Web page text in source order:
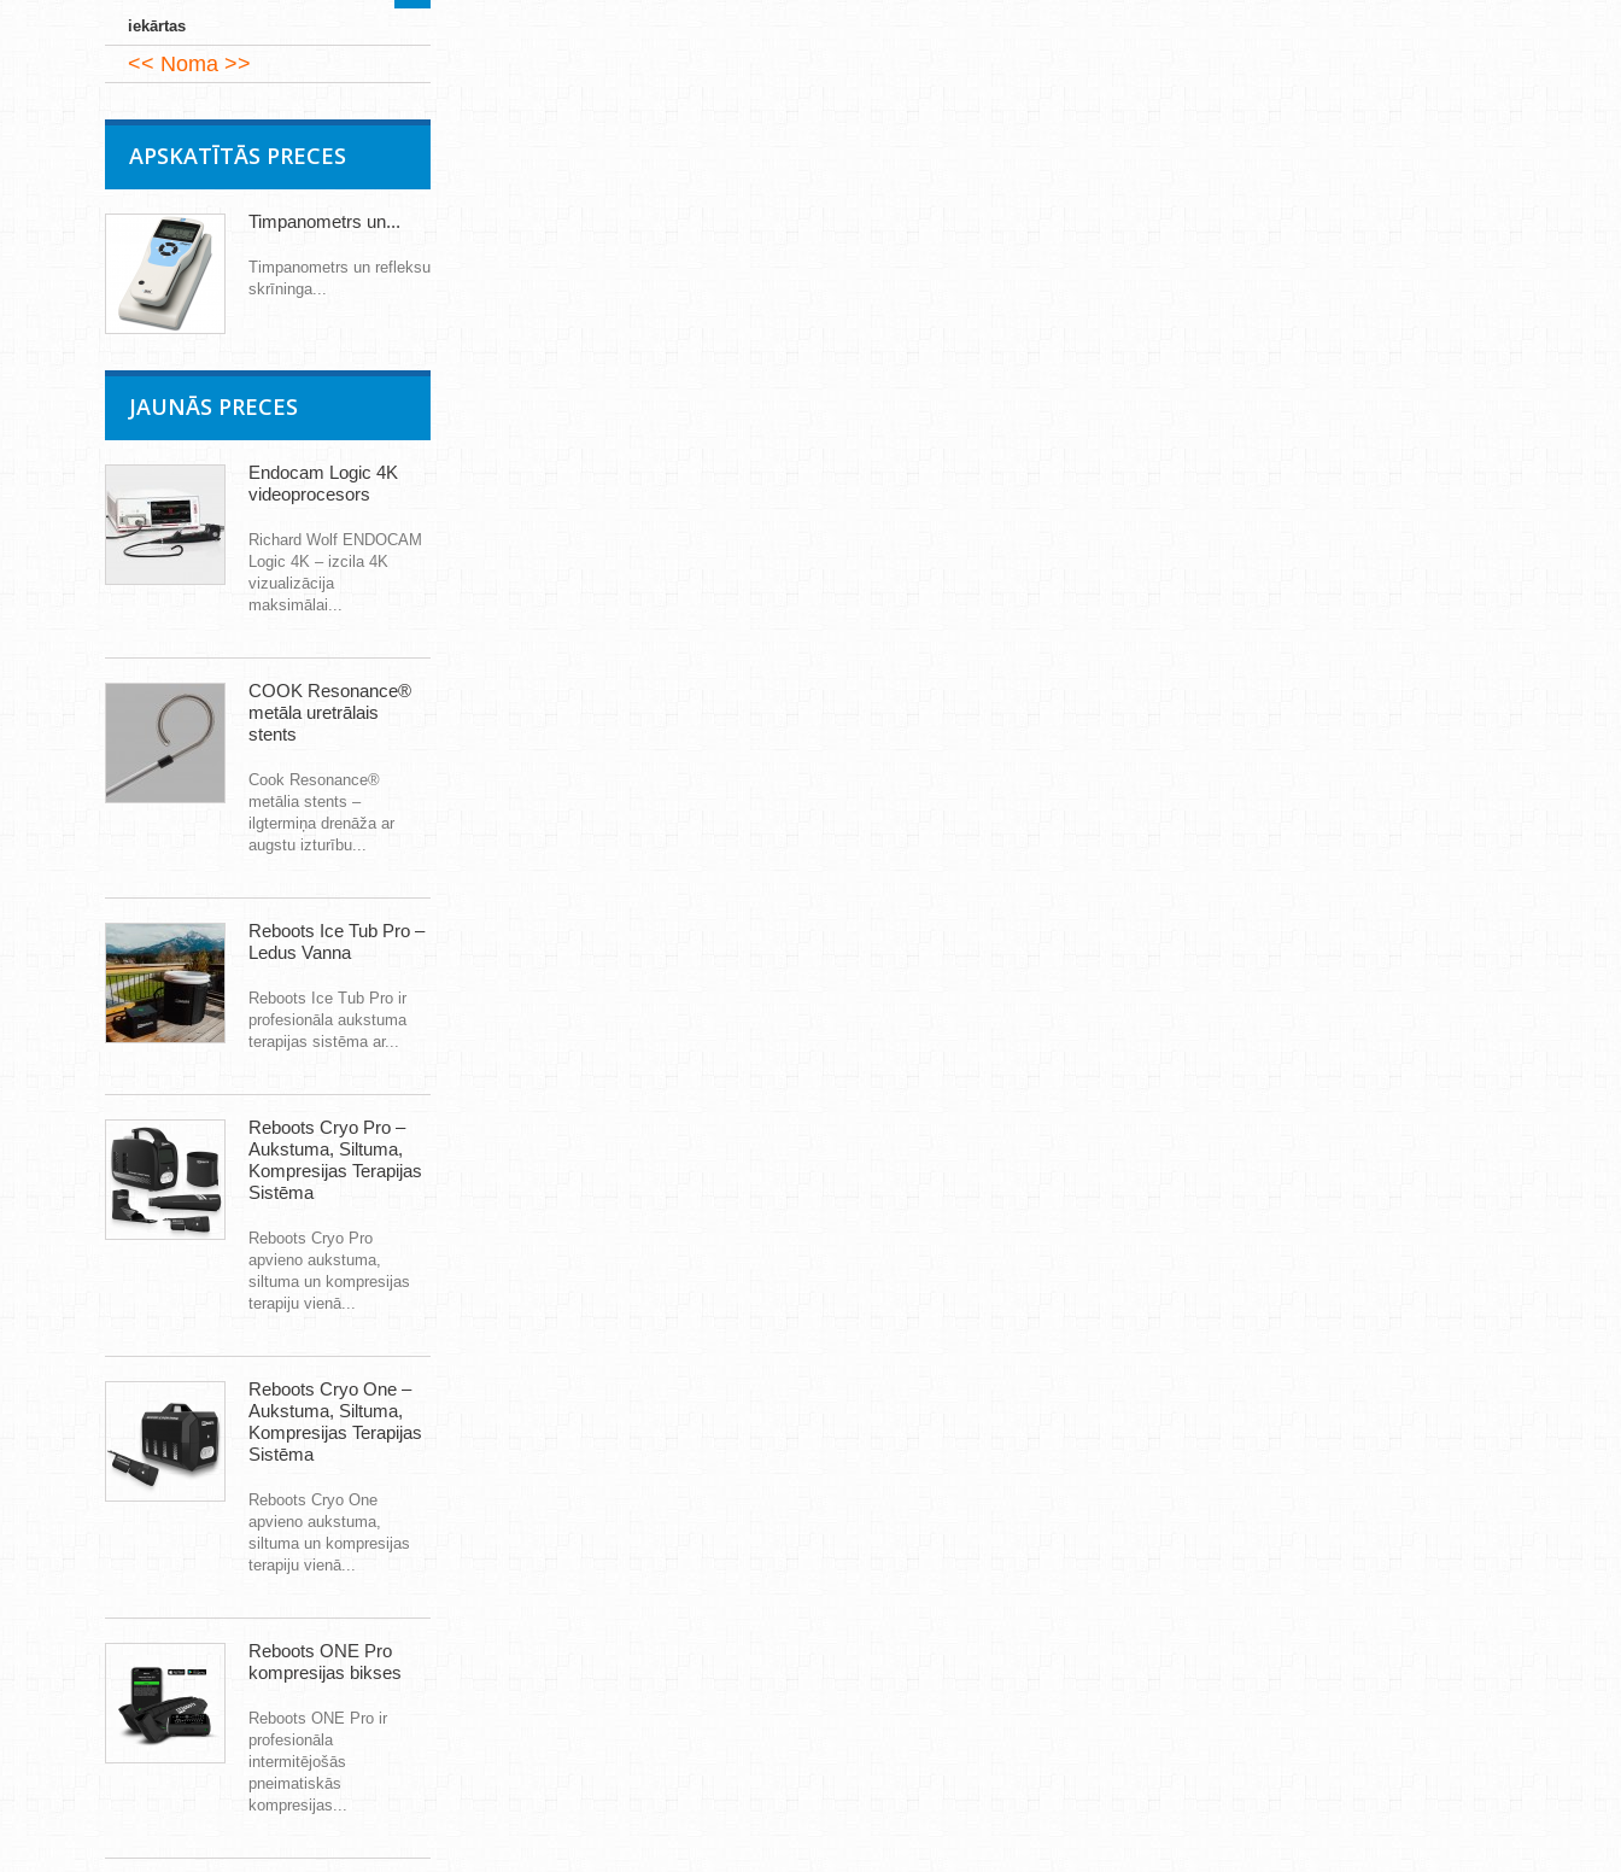
iekārtas
Noma
APSKATĪTĀS PRECES
Timpanometrs un...
Timpanometrs un refleksu
skrīninga...
JAUNĀS PRECES
Endocam Logic 4K
videoprocesors
Richard Wolf ENDOCAM
Logic 4K – izcila 4K
vizualizācija
maksimālai...
COOK Resonance®
metāla uretrālais
stents
Cook Resonance®
metālia stents –
ilgtermiņa drenāža ar
augstu izturību...
Reboots Ice Tub Pro –
Ledus Vanna
Reboots Ice Tub Pro ir
profesionāla aukstuma
terapijas sistēma ar...
Reboots Cryo Pro –
Aukstuma, Siltuma,
Kompresijas Terapijas
Sistēma
Reboots Cryo Pro
apvieno aukstuma,
siltuma un kompresijas
terapiju vienā...
Reboots Cryo One –
Aukstuma, Siltuma,
Kompresijas Terapijas
Sistēma
Reboots Cryo One
apvieno aukstuma,
siltuma un kompresijas
terapiju vienā...
Reboots ONE Pro
kompresijas bikses
Reboots ONE Pro ir
profesionāla
intermitējošās
pneimatiskās
kompresijas...